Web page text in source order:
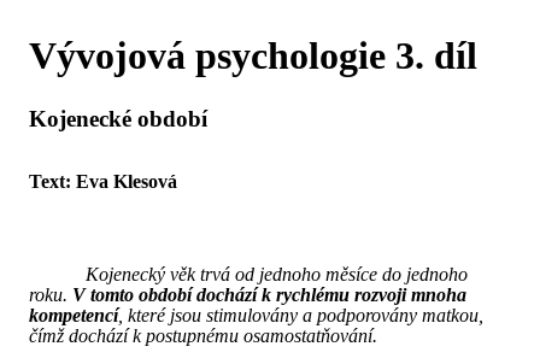
Vývojová psychologie 3. díl
Kojenecké období
Text: Eva Klesová
Kojenecký věk trvá od jednoho měsíce do jednoho
roku. V tomto období dochází k rychlému rozvoji mnoha
kompetencí, které jsou stimulovány a podporovány matkou,
čímž dochází k postupnému osamostatňování.